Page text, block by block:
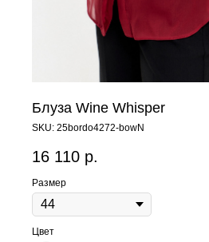
Блуза Wine Whisper
SKU: 25bordo4272-bowN
16 110 р.
Размер
Цвет